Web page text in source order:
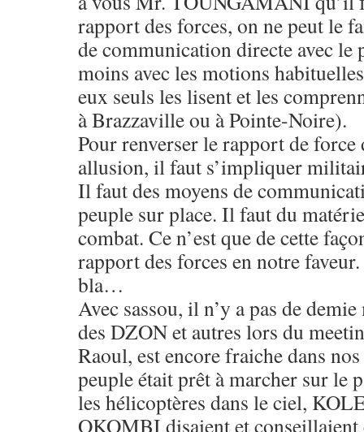
rapport des forces, on ne peut le
de communication directe avec le
moins avec les motions
eux seuls les lisent et les
à Brazzaville ou à Pointe-Noire).
Pour renverser le rapport de force
allusion, il faut s’impliquer
Il faut des moyens de
peuple sur place. Il faut du
combat. Ce n’est que de cette
rapport des forces en notre
bla…
Avec sassou, il n’y a pas de
des DZON et autres lors du
Raoul, est encore fraiche dans
peuple était prêt à marcher sur le
les hélicoptères dans le ciel,
OKOMBI disaient et conseillaient